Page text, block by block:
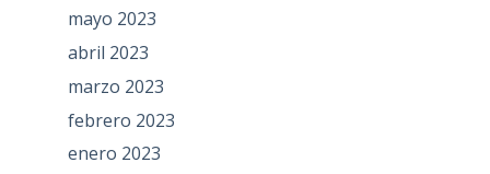
mayo 2023
abril 2023
marzo 2023
febrero 2023
enero 2023